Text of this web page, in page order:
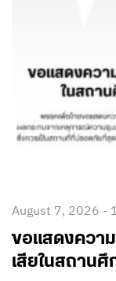
August 7, 2026 -
ขอแสดงควา
เสียในสถาน